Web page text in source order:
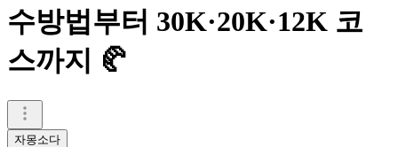
수방법부터 30K·20K·12K 코
스까지 🥐
자몽소다